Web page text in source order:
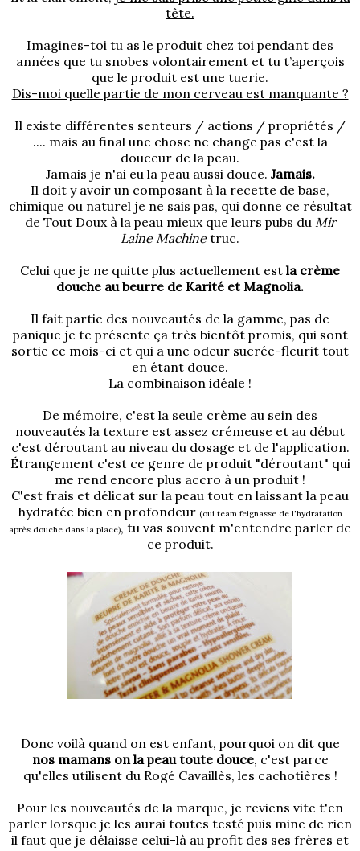
tête.
Imagines-toi tu as le produit chez toi pendant des
années que tu snobes volontairement et tu t’aperçois
que le produit est une tuerie.
Dis-moi quelle partie de mon cerveau est manquante ?
Il existe différentes senteurs / actions / propriétés /
.... mais au final une chose ne change pas c'est la
douceur de la peau.
Jamais je n'ai eu la peau aussi douce. Jamais.
Il doit y avoir un composant à la recette de base,
chimique ou naturel je ne sais pas, qui donne ce résultat
de Tout Doux à la peau mieux que leurs pubs du Mir
Laine Machinetruc.
Celui que je ne quitte plus actuellement est la crème
douche au beurre de Karité et Magnolia.
Il fait partie des nouveautés de la gamme, pas de
panique je te présente ça très bientôt promis, qui sont
sortie ce mois-ci et qui a une odeur sucrée-fleurit tout
en étant douce.
La combinaison idéale !
De mémoire, c'est la seule crème au sein des
nouveautés la texture est assez crémeuse et au début
c'est déroutant au niveau du dosage et de l'application.
Étrangement c'est ce genre de produit "déroutant" qui
me rend encore plus accro à un produit !
C'est frais et délicat sur la peau tout en laissant la peau
hydratée bien en profondeur (oui team feignasse de l'hydratation
après douche dans la place), tu vas souvent m'entendre parler de
ce produit.
Donc voilà quand on est enfant, pourquoi on dit que
nos mamans on la peau toute douce, c'est parce
qu'elles utilisent du Rogé Cavaillès, les cachotières !
Pour les nouveautés de la marque, je reviens vite t'en
parler lorsque je les aurai toutes testé puis mine de rien
il faut que je délaisse celui-là au profit des ses frères et